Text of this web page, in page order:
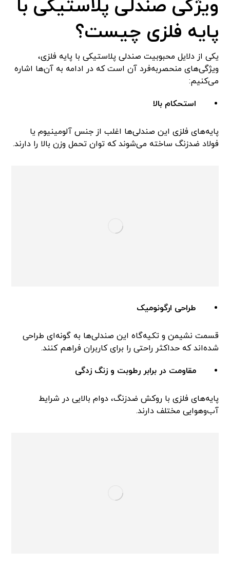
ویژگی صندلی پلاستیکی با
پایه فلزی چیست؟
یکی از دلایل محبوبیت صندلی پلاستیکی با پایه فلزی،
ویژگی‌های منحصربه‌فرد آن است که در ادامه به آن‌ها اشاره
می‌کنیم:
استحکام بالا
پایه‌های فلزی این صندلی‌ها اغلب از جنس آلومینیوم یا
فولاد ضدزنگ ساخته می‌شوند که توان تحمل وزن بالا را دارند.
طراحی ارگونومیک
قسمت نشیمن و تکیه‌گاه این صندلی‌ها به گونه‌ای طراحی
شده‌اند که حداکثر راحتی را برای کاربران فراهم کنند.
مقاومت در برابر رطوبت و زنگ زدگی
پایه‌های فلزی با روکش ضدزنگ، دوام بالایی در شرایط
آب‌وهوایی مختلف دارند.